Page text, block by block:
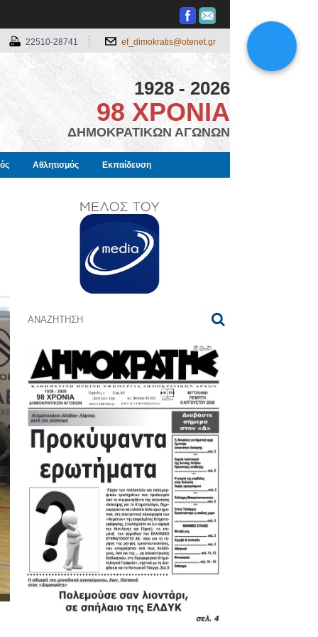
22510-28741 ef_dimokratis@otenet.gr
1928 - 2026
98 ΧΡΟΝΙΑ
ΔΗΜΟΚΡΑΤΙΚΩΝ ΑΓΩΝΩΝ
Αθλητισμός Εκπαίδευση